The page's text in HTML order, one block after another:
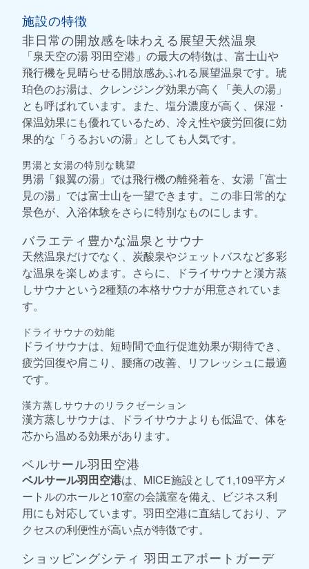
施設の特徴
非日常の開放感を味わえる展望天然温泉
「泉天空の湯 羽田空港」の最大の特徴は、富士山や
飛行機を見晴らせる開放感あふれる展望温泉です。琥
珀色のお湯は、クレンジング効果が高く「美人の湯」
とも呼ばれています。また、塩分濃度が高く、保湿・
保温効果にも優れているため、冷え性や疲労回復に効
果的な「うるおいの湯」としても人気です。
男湯と女湯の特別な眺望
男湯「銀翼の湯」では飛行機の離発着を、女湯「富士
見の湯」では富士山を一望できます。この非日常的な
景色が、入浴体験をさらに特別なものにします。
バラエティ豊かな温泉とサウナ
天然温泉だけでなく、炭酸泉やジェットバスなど多彩
な温泉を楽しめます。さらに、ドライサウナと漢方蒸
しサウナという2種類の本格サウナが用意されていま
す。
ドライサウナの効能
ドライサウナは、短時間で血行促進効果が期待でき、
疲労回復や肩こり、腰痛の改善、リフレッシュに最適
です。
漢方蒸しサウナのリラクゼーション
漢方蒸しサウナは、ドライサウナよりも低温で、体を
芯から温める効果があります。
ベルサール羽田空港
ベルサール羽田空港は、MICE施設として1,109平方メ
ートルのホールと10室の会議室を備え、ビジネス利
用にも対応しています。羽田空港に直結しており、ア
クセスの利便性が高い点が特徴です。
ショッピングシティ 羽田エアポートガーデ